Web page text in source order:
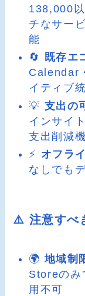
138,000
チなサー
能
🔄 既存エ
Calendar
イティブ
💡 支出の
インサイ
支出削減
⚡ オフラ
なしでも
⚠️ 注意すべ
🌍地域制
Storeのみ
用不可